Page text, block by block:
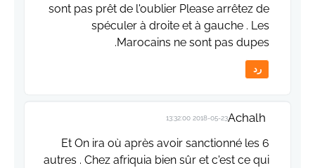
sont pas prêt de l'oublier Please arrêtez de
spéculer à droite et à gauche . Les
Marocains ne sont pas dupes.
رد
Achalh
2018-05-23 13:32:00
Et On ira où après avoir sanctionné les 6
autres . Chez afriquia bien sûr et c'est ce qui